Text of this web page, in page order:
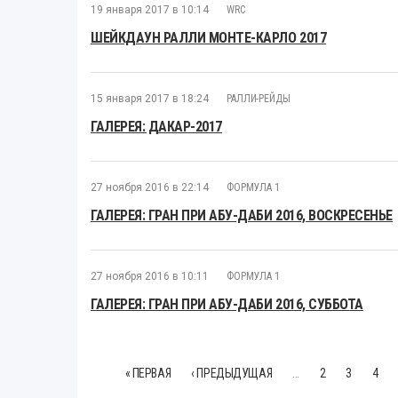
19 января 2017 в 10:14 WRC
ШЕЙКДАУН РАЛЛИ МОНТЕ-КАРЛО 2017
15 января 2017 в 18:24 РАЛЛИ-РЕЙДЫ
ГАЛЕРЕЯ: ДАКАР-2017
27 ноября 2016 в 22:14 ФОРМУЛА 1
ГАЛЕРЕЯ: ГРАН ПРИ АБУ-ДАБИ 2016, ВОСКРЕСЕНЬЕ
27 ноября 2016 в 10:11 ФОРМУЛА 1
ГАЛЕРЕЯ: ГРАН ПРИ АБУ-ДАБИ 2016, СУББОТА
« ПЕРВАЯ ‹ ПРЕДЫДУЩАЯ 2 3 4